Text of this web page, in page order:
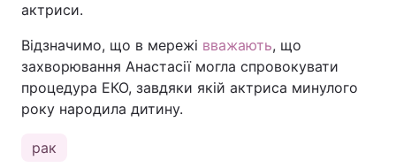
актриси.
Відзначимо, що в мережі вважають, що
захворювання Анастасії могла спровокувати
процедура ЕКО, завдяки якій актриса минулого
року народила дитину.
рак